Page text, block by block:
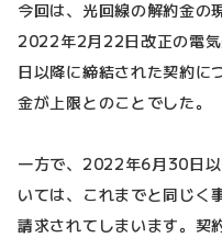
今回は、光回線の解約金の
2022年2月22日改正の電
日以降に締結された契約に
金が上限とのことでした。
一方で、2022年6月30日
いては、これまでと同じく
請求されてしまいます。契